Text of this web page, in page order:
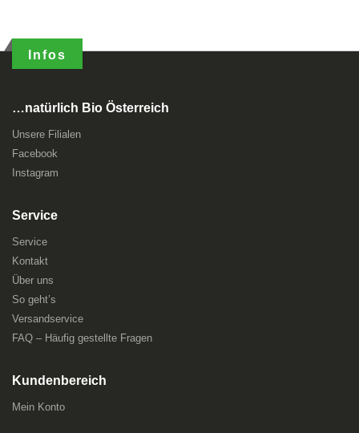
Infos
…natürlich Bio Österreich
Unsere Filialen
Facebook
Instagram
Service
Service
Kontakt
Über uns
So geht’s
Versandservice
FAQ – Häufig gestellte Fragen
Kundenbereich
Mein Konto